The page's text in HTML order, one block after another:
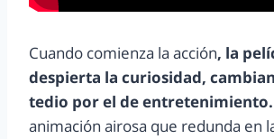
Cuando comienza la acción, la
despierta la curiosidad,
tedio por el de entretenimiento.
animación airosa que redunda en